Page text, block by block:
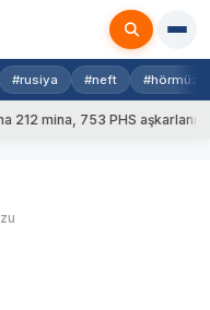
#rusiya #neft #hörmüz
mina, 753 PHS aşkarlanıb